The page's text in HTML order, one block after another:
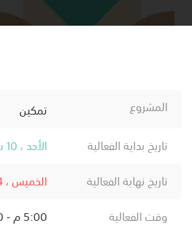
المشروع
تمكين
تاريخ بداية الفعالية
الأحد ، 10 سبتمبر ، 2023
تاريخ نهاية الفعالية
الخميس ، 14 سبتمبر ، 2023
وقت الفعالية
5:00 م - 8:00 م